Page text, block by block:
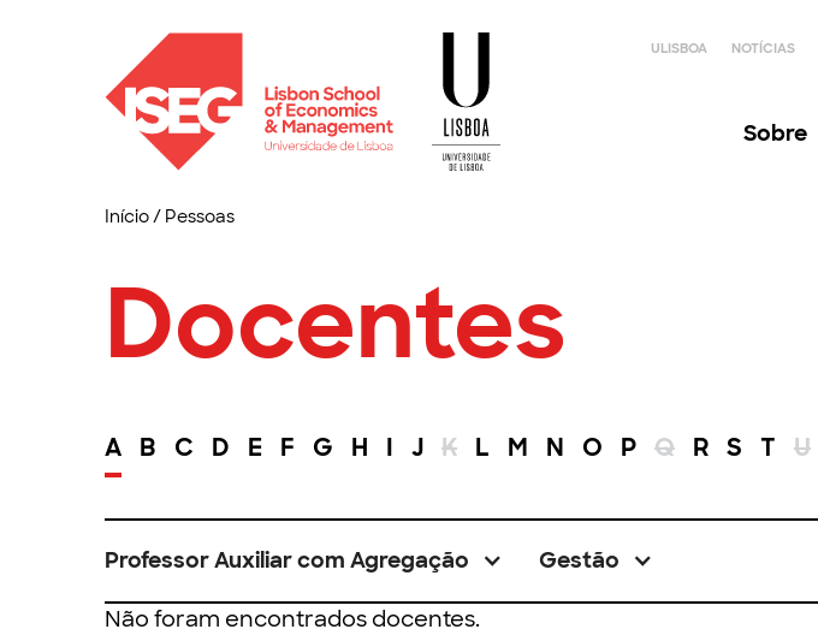
ULISBOA NOTÍCIAS
Sobre
Início/ Pessoas
Docentes
A B C D E F G H I J K L M N O P Q R S T U
Professor Auxiliar com Agregação Gestão
Não foram encontrados docentes.